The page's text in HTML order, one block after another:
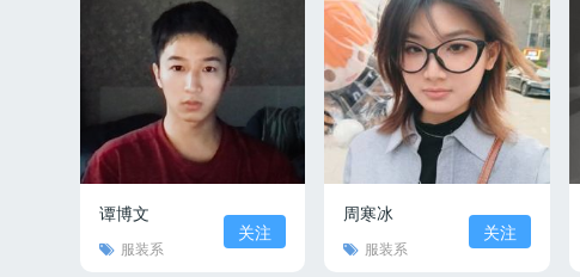
谭博文
服装系
关注
周寒冰
服装系
关注